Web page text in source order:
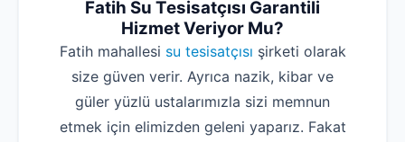
Fatih Su Tesisatçısı Garantili
Hizmet Veriyor Mu?
Fatih mahallesi su tesisatçısı şirketi olarak
size güven verir. Ayrıca nazik, kibar ve
güler yüzlü ustalarımızla sizi memnun
etmek için elimizden geleni yaparız. Fakat